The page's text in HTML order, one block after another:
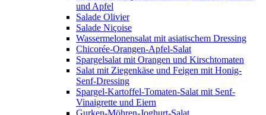
und Apfel
Salade Olivier
Salade Niçoise
Wassermelonensalat mit asiatischem Dressing
Chicorée-Orangen-Apfel-Salat
Spargelsalat mit Orangen und Kirschtomaten
Salat mit Ziegenkäse und Feigen mit Honig-
Senf-Dressing
Spargel-Kartoffel-Tomaten-Salat mit Senf-
Vinaigrette und Eiern
Gurken-Möhren-Joghurt-Salat